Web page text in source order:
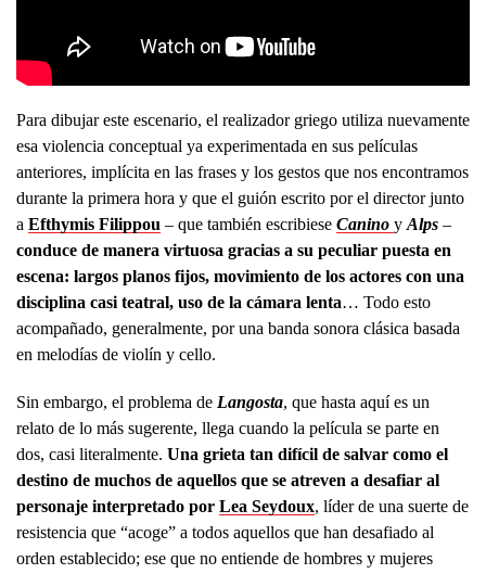
Para dibujar este escenario, el realizador griego utiliza nuevamente
esa violencia conceptual ya experimentada en sus películas
anteriores, implícita en las frases y los gestos que nos encontramos
durante la primera hora y que el guión escrito por el director junto
a Efthymis Filippou – que también escribiese Canino yAlps –
conduce de manera virtuosa gracias a su peculiar puesta en
escena: largos planos fijos, movimiento de los actores con una
disciplina casi teatral, uso de la cámara lenta… Todo esto
acompañado, generalmente, por una banda sonora clásica basada
en melodías de violín y cello.
Sin embargo, el problema de Langosta, que hasta aquí es un
relato de lo más sugerente, llega cuando la película se parte en
dos, casi literalmente. Una grieta tan difícil de salvar como el
destino de muchos de aquellos que se atreven a desafiar al
personaje interpretado por Lea Seydoux, líder de una suerte de
resistencia que “acoge” a todos aquellos que han desafiado al
orden establecido; ese que no entiende de hombres y mujeres